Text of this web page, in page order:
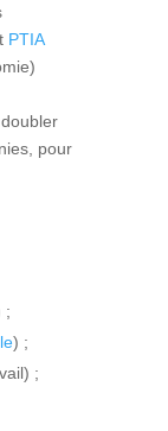
PTIA
pour
;
) ;
;